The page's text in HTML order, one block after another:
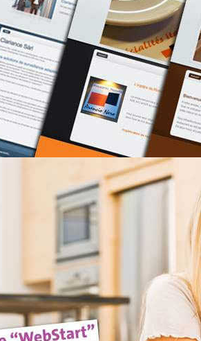
05/08/2010
decrease font
Ocqueteau
Au
naval
année
bateaux
fabrication
projet
plaisance,
surfe sur la